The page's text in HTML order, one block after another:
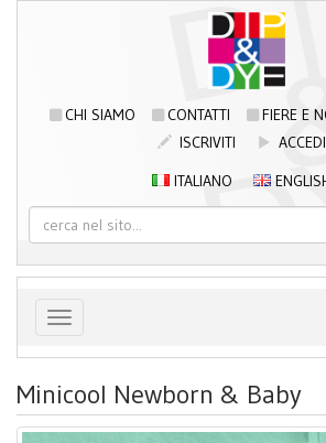
CHI SIAMO CONTATTI FIERE E
ISCRIVITI
ACCEDI
ITALIANO
Toggle navigation
Minicool Newborn & Baby